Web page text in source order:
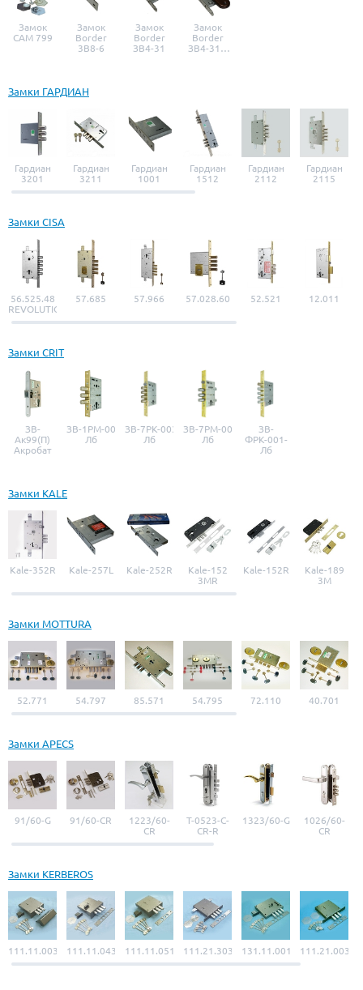
Замок
САМ 799
Замок
Border
3B8-6
Замок
Border
ЗВ4-31
Замок
Border
ЗВ4-31 с
Замки ГАРДИАН
Гардиан
3201
Гардиан
3211
Гардиан
1001
Гардиан
1512
Гардиан
2112
Гардиан
2115
Замки CISA
56.525.48
REVOLUTION
57.685 57.966 57.028.60 52.521 12.011
Замки CRIT
ЗВ-
Ак99(П)
Акробат
ЗВ-1РМ-001-
Лб
ЗВ-7РК-003-
Лб
ЗВ-7РМ-006-
Лб
ЗВ-
ФРК-001-
Лб
Замки KALE
Kale-352R Kale-257L Kale-252R
Kale-152
3MR
Kale-152R
Kale-189
3M
Замки MOTTURA
52.771 54.797 85.571 54.795 72.110 40.701
Замки APECS
91/60-G 91/60-CR
1223/60-
CR
Т-0523-С-
CR-R
1323/60-G
1026/60-
CR
Замки KERBEROS
111.11.003 111.11.043 111.11.051 111.21.303 131.11.001 111.21.003